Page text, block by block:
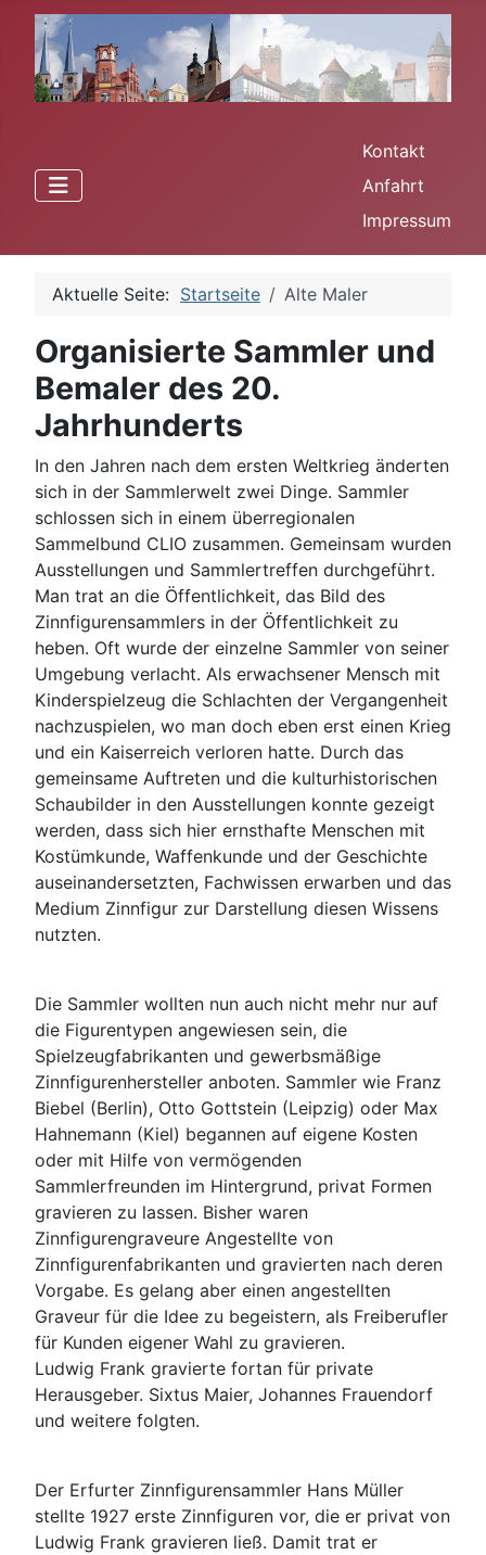
Kontakt
Anfahrt
Impressum
Aktuelle Seite: Startseite Alte Maler
Organisierte Sammler und
Bemaler des 20.
Jahrhunderts
In den Jahren nach dem ersten Weltkrieg änderten
sich in der Sammlerwelt zwei Dinge. Sammler
schlossen sich in einem überregionalen
Sammelbund CLIO zusammen. Gemeinsam wurden
Ausstellungen und Sammlertreffen durchgeführt.
Man trat an die Öffentlichkeit, das Bild des
Zinnfigurensammlers in der Öffentlichkeit zu
heben. Oft wurde der einzelne Sammler von seiner
Umgebung verlacht. Als erwachsener Mensch mit
Kinderspielzeug die Schlachten der Vergangenheit
nachzuspielen, wo man doch eben erst einen Krieg
und ein Kaiserreich verloren hatte. Durch das
gemeinsame Auftreten und die kulturhistorischen
Schaubilder in den Ausstellungen konnte gezeigt
werden, dass sich hier ernsthafte Menschen mit
Kostümkunde, Waffenkunde und der Geschichte
auseinandersetzten, Fachwissen erwarben und das
Medium Zinnfigur zur Darstellung diesen Wissens
nutzten.
Die Sammler wollten nun auch nicht mehr nur auf
die Figurentypen angewiesen sein, die
Spielzeugfabrikanten und gewerbsmäßige
Zinnfigurenhersteller anboten. Sammler wie Franz
Biebel (Berlin), Otto Gottstein (Leipzig) oder Max
Hahnemann (Kiel) begannen auf eigene Kosten
oder mit Hilfe von vermögenden
Sammlerfreunden im Hintergrund, privat Formen
gravieren zu lassen. Bisher waren
Zinnfigurengraveure Angestellte von
Zinnfigurenfabrikanten und gravierten nach deren
Vorgabe. Es gelang aber einen angestellten
Graveur für die Idee zu begeistern, als Freiberufler
für Kunden eigener Wahl zu gravieren.
Ludwig Frank gravierte fortan für private
Herausgeber. Sixtus Maier, Johannes Frauendorf
und weitere folgten.
Der Erfurter Zinnfigurensammler Hans Müller
stellte 1927 erste Zinnfiguren vor, die er privat von
Ludwig Frank gravieren ließ. Damit trat er